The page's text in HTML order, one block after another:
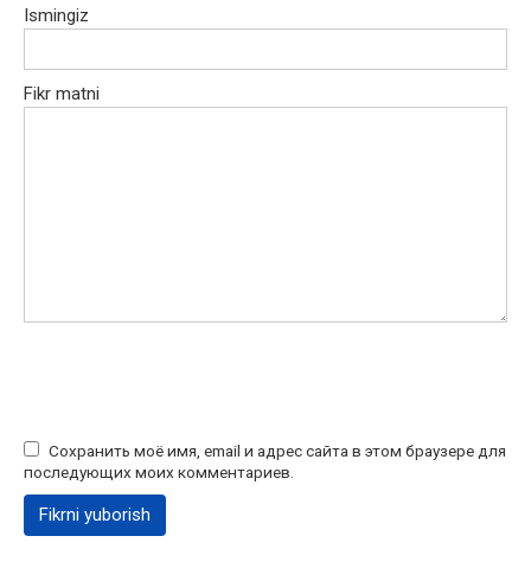
Ismingiz
Fikr matni
Сохранить моё имя, email и адрес сайта в этом браузере для
последующих моих комментариев.